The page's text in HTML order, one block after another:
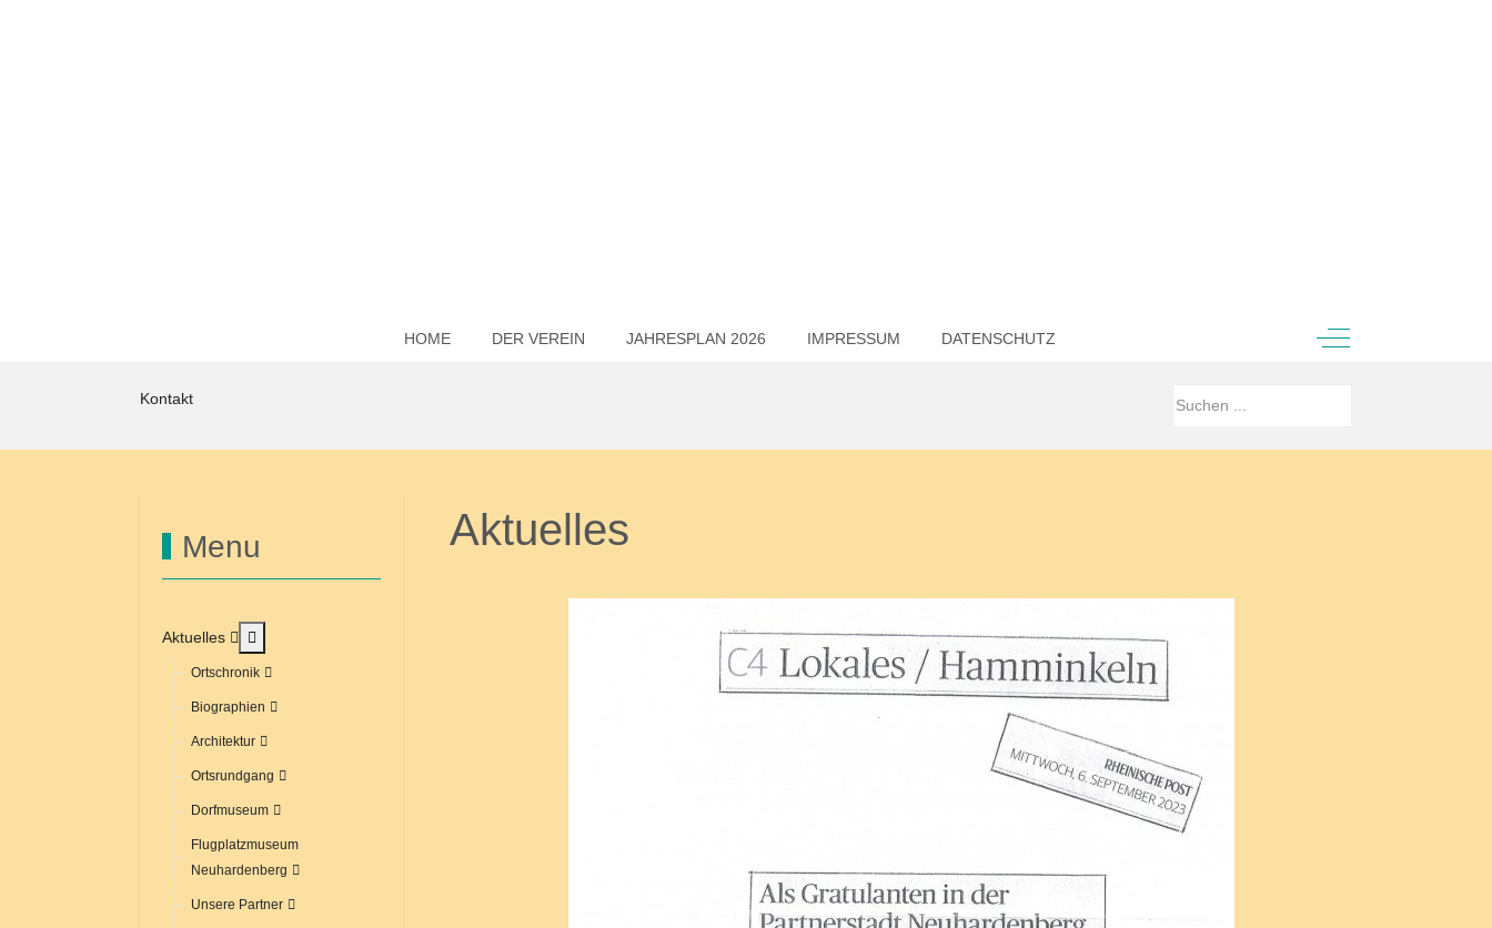
HOME DER VEREIN JAHRESPLAN 2026 IMPRESSUM DATENSCHUTZ Off-Canvas Toggle
Kontakt
Menu
Aktuelles
Ortschronik
Biographien
Architektur
Ortsrundgang
Dorfmuseum
Flugplatzmuseum
Neuhardenberg
Unsere Partner
Aktuelles